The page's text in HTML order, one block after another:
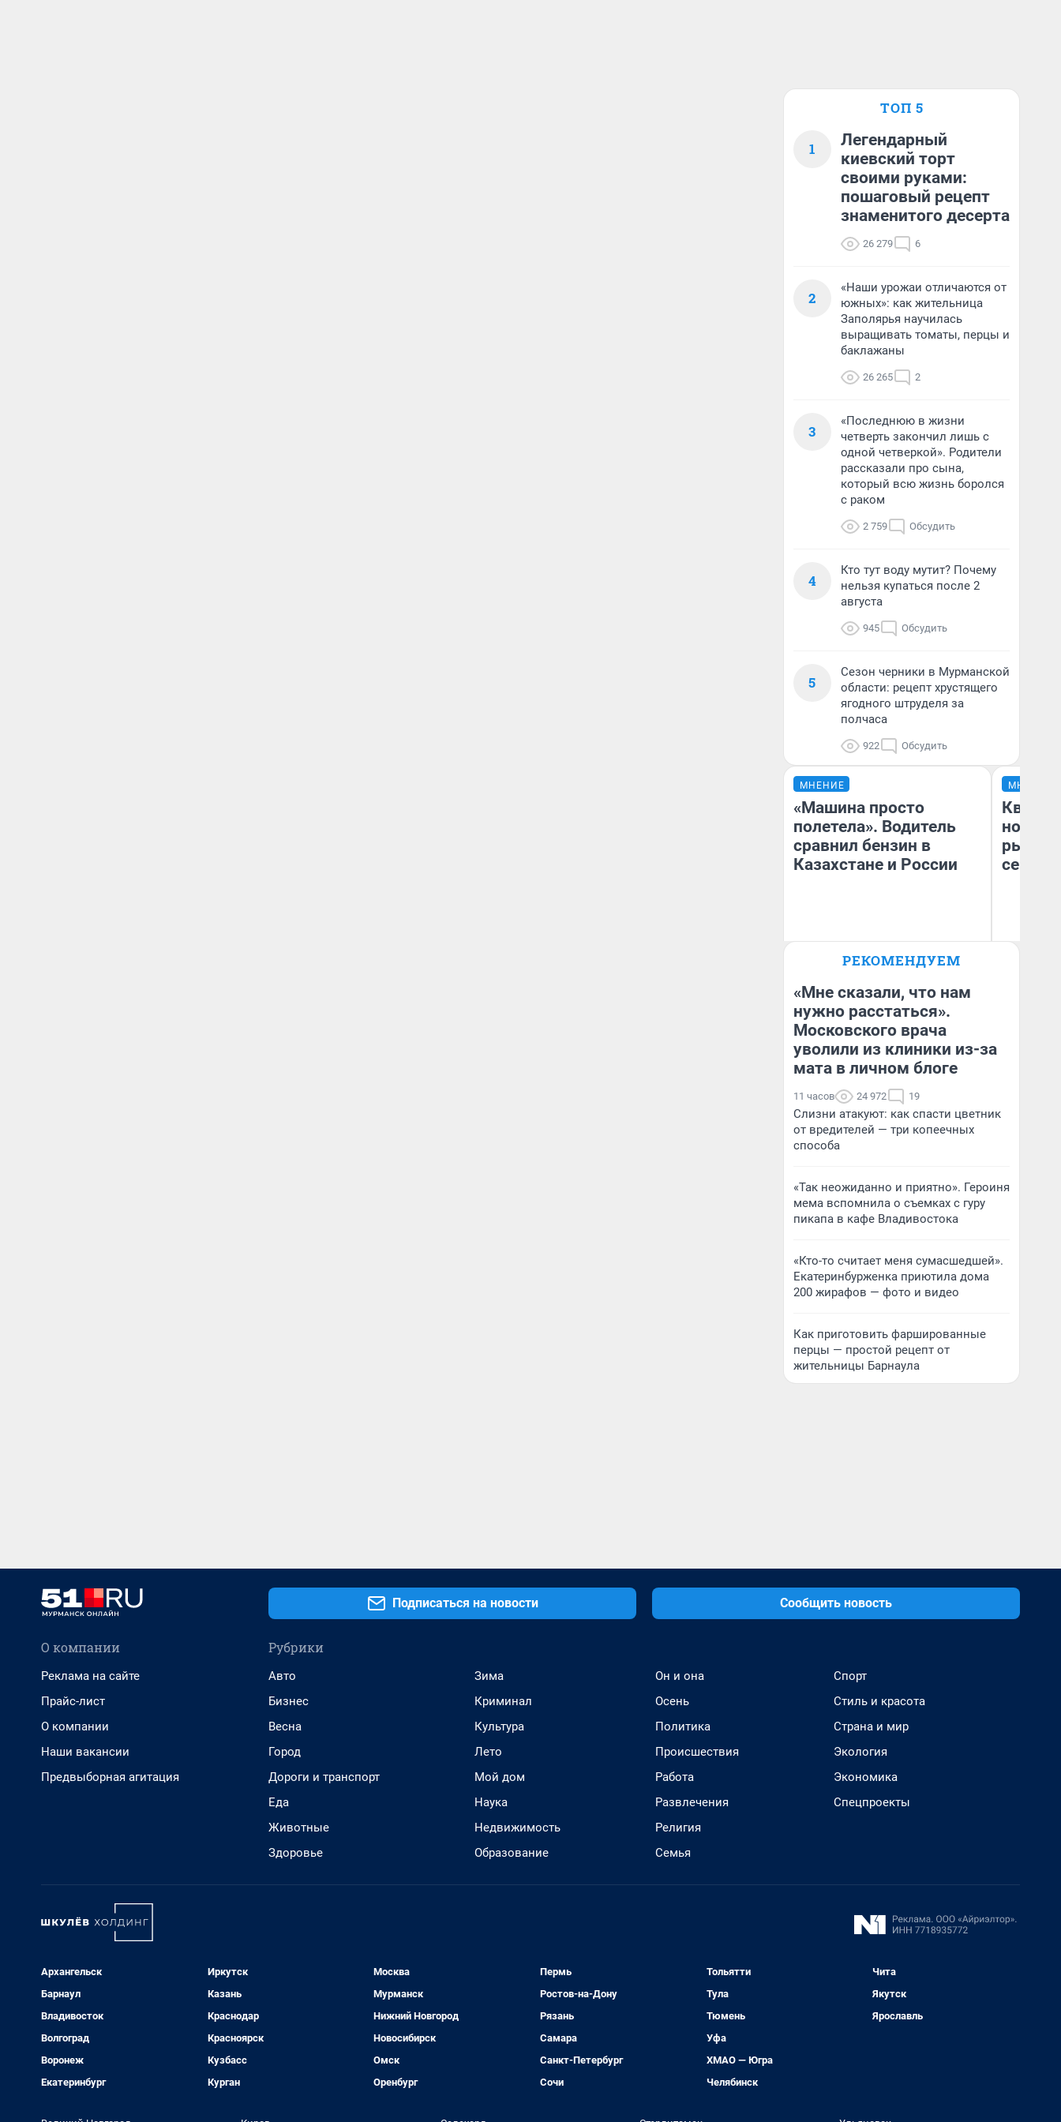
ТОП 5
1
Легендарный
киевский торт
своими руками:
пошаговый рецепт
знаменитого десерта
26 279 6
2
«Наши урожаи отличаются от
южных»: как жительница
Заполярья научилась
выращивать томаты, перцы и
баклажаны
26 265 2
3
«Последнюю в жизни
четверть закончил лишь с
одной четверкой». Родители
рассказали про сына,
который всю жизнь боролся
с раком
2 759 Обсудить
4
Кто тут воду мутит? Почему
нельзя купаться после 2
августа
945 Обсудить
5
Сезон черники в Мурманской
области: рецепт хрустящего
ягодного штруделя за
полчаса
922 Обсудить
МНЕНИЕ
«Машина просто
полетела». Водитель
сравнил бензин в
Казахстане и России
Анатолий Кузнецов
МНЕНИЕ
но
рынок
РЕКОМЕНДУЕМ
«Мне сказали, что нам
нужно расстаться».
Московского врача
уволили из клиники из-за
мата в личном блоге
11 часов 24 972 19
Слизни атакуют: как спасти цветник
от вредителей — три копеечных
способа
«Так неожиданно и приятно». Героиня
мема вспомнила о съемках с гуру
пикапа в кафе Владивостока
«Кто-то считает меня сумасшедшей».
Екатеринбурженка приютила дома
200 жирафов — фото и видео
Как приготовить фаршированные
перцы — простой рецепт от
жительницы Барнаула
Подписаться на новости Сообщить новость
О компании
Реклама на сайте
Прайс-лист
О компании
Наши вакансии
Предвыборная агитация
Рубрики
Авто
Бизнес
Весна
Город
Дороги и транспорт
Еда
Животные
Здоровье
Зима
Криминал
Культура
Лето
Мой дом
Наука
Недвижимость
Образование
Он и она
Осень
Политика
Происшествия
Работа
Развлечения
Религия
Семья
Спорт
Стиль и красота
Страна и мир
Экология
Экономика
Спецпроекты
Архангельск
Барнаул
Владивосток
Волгоград
Воронеж
Екатеринбург
Иркутск
Казань
Краснодар
Красноярск
Кузбасс
Курган
Москва
Мурманск
Нижний Новгород
Новосибирск
Омск
Оренбург
Пермь
Ростов-на-Дону
Рязань
Самара
Санкт-Петербург
Сочи
Тольятти
Тула
Тюмень
Уфа
ХМАО — Югра
Челябинск
Чита
Якутск
Ярославль